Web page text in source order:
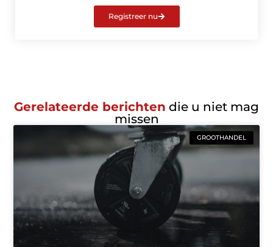
Registreer nu
Gerelateerde berichten die u niet mag
missen
GROOTHANDEL